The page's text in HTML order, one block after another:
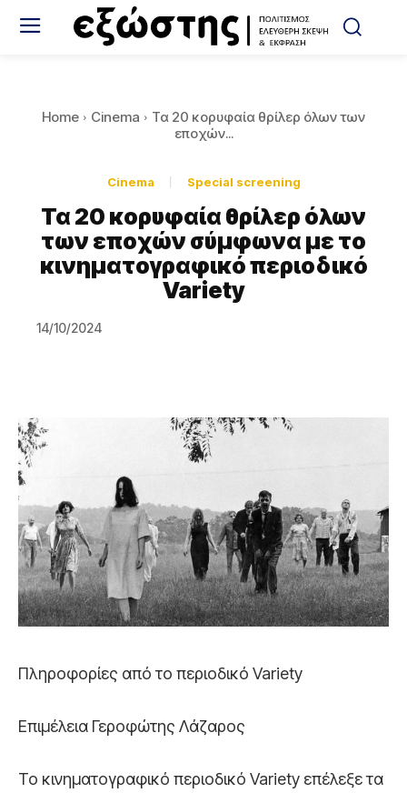
Home Cinema
Τα 20 κορυφαία θρίλερ όλων των
εποχών...
Cinema Special screening
Τα 20 κορυφαία θρίλερ όλων
των εποχών σύμφωνα με το
κινηματογραφικό περιοδικό
Variety
14/10/2024
Πληροφορίες από το περιοδικό Variety
Επιμέλεια Γεροφώτης Λάζαρος
Το κινηματογραφικό περιοδικό Variety επέλεξε τα